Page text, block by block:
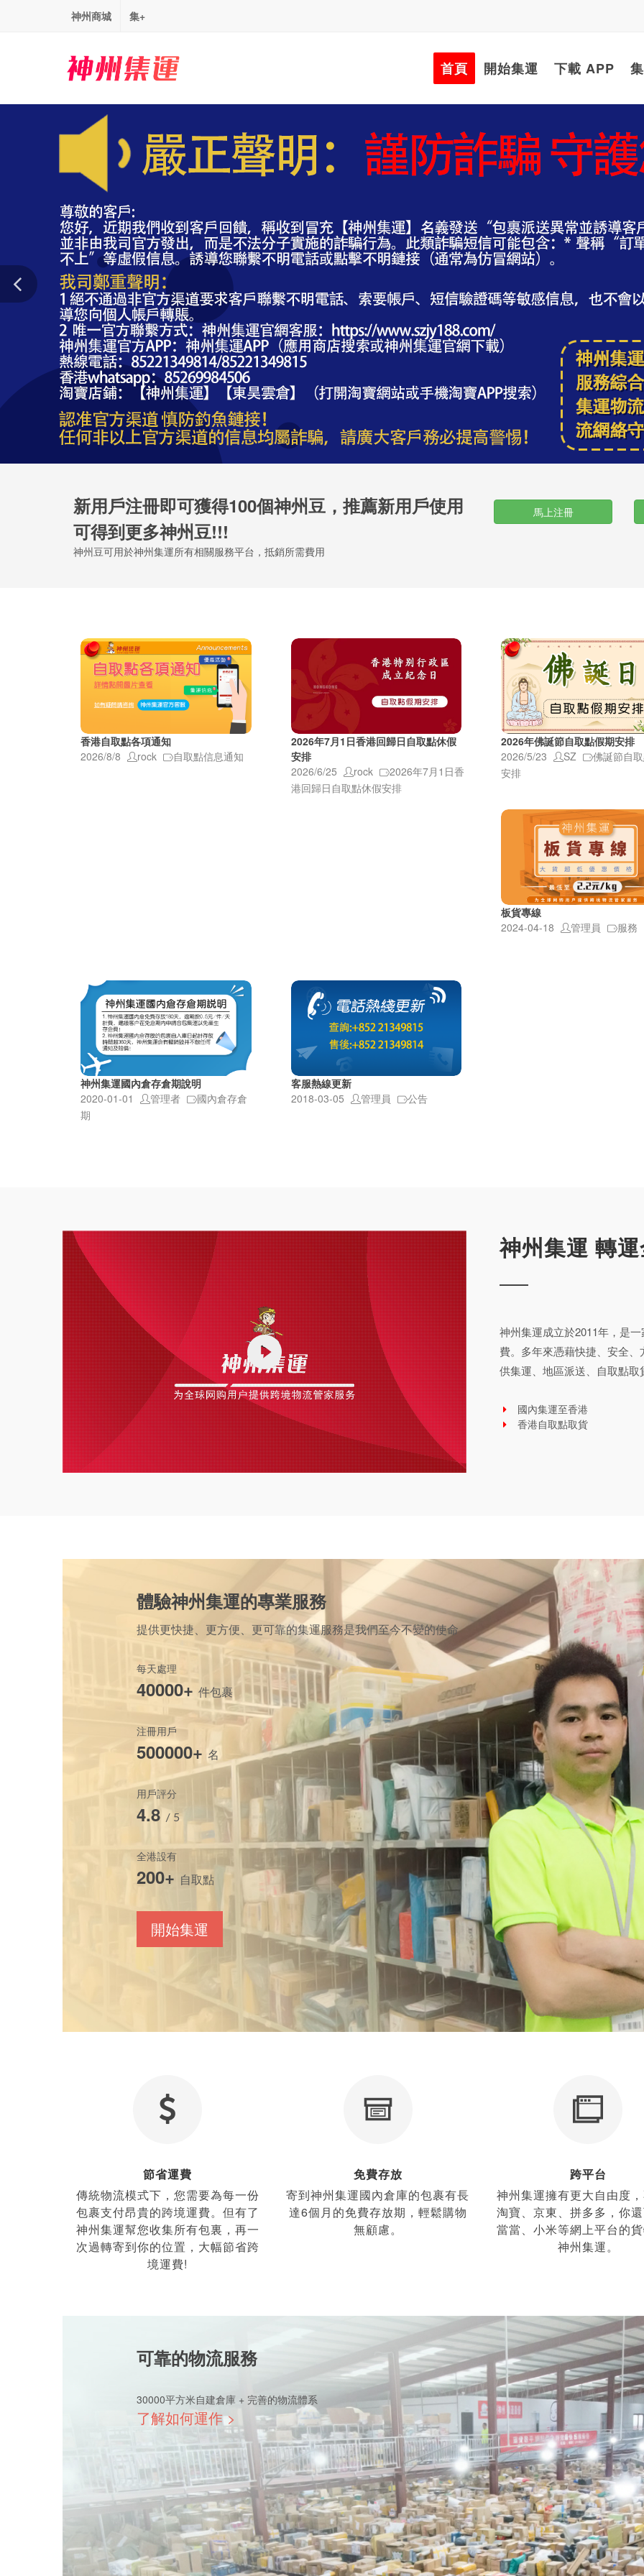
神州商城 集+
首頁 開始集運 下載 APP
新用戶注冊即可獲得100個神州豆，推薦新用戶使用
可得到更多神州豆!!!
神州豆可用於神州集運所有相關服務平台，抵銷所需費用
馬上注冊
香港自取點各項通知
2026/8/8
rock 自取點信息通知
2026年7月1日香港回歸日自取點休假
安排
2026/6/25
rock
2026年7月1日香
港回歸日自取點休假安排
2026年佛誕節自取點假期安排
2026/5/23
SZ
佛誕節自
安排
板貨專線
2024-04-18
管理員 服務
神州集運國內倉存倉期說明
2020-01-01
管理者
國內倉存倉
期
客服熱線更新
2018-03-05
管理員 公告
神州集運 轉
神州集運成立於2011年，是
費。多年來憑藉快捷、安全
供集運、地區派送、自取點
國內集運至香港
香港自取點取貨
體驗神州集運的專業服務
提供更快捷、更方便、更可靠的集運服務是我們至今不變的使命
每天處理
40000+件包裹
注冊用戶
500000+名
用戶評分
4.8/ 5
全港設有
200+ 自取點
開始集運
節省運費
傳統物流模式下，您需要為每一份
包裹支付昂貴的跨境運費。但有了
神州集運幫您收集所有包裏，再一
次過轉寄到你的位置，大幅節省跨
境運費!
免費存放
寄到神州集運國內倉庫的包裹有長
達6個月的免費存放期，輕鬆購物
無顧慮。
跨平台
神州集運擁有更大自由度
淘寶、京東、拼多多，你
當當、小米等網上平台的
神州集運。
可靠的物流服務
30000平方米自建倉庫 + 完善的物流體系
了解如何運作 >